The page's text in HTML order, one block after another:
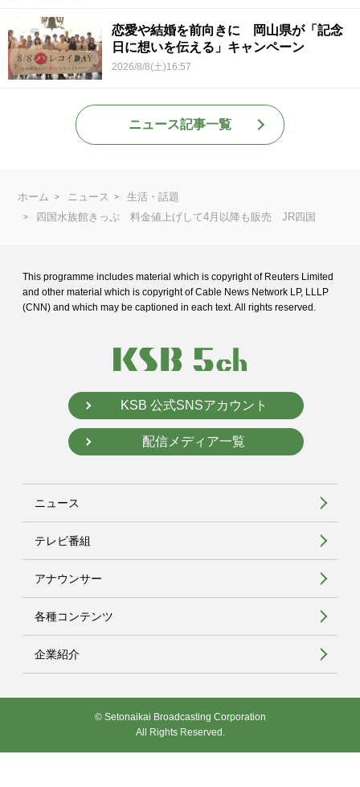
恋愛や結婚を前向きに 岡山県が「記念
日に想いを伝える」キャンペーン
2026/8/8(土)16:57
ニュース記事一覧
ホーム ニュース
生活・話題
四国水族館きっぷ 料金値上げして4月以降も販売 JR四国
This programme includes material which is copyright of Reuters Limited
and other material which is copyright of Cable News Network LP, LLLP
(CNN) and which may be captioned in each text. All rights reserved.
KSB 公式SNSアカウント
配信メディア一覧
ニュース
テレビ番組
アナウンサー
各種コンテンツ
企業紹介
© Setonaikai Broadcasting Corporation
All Rights Reserved.